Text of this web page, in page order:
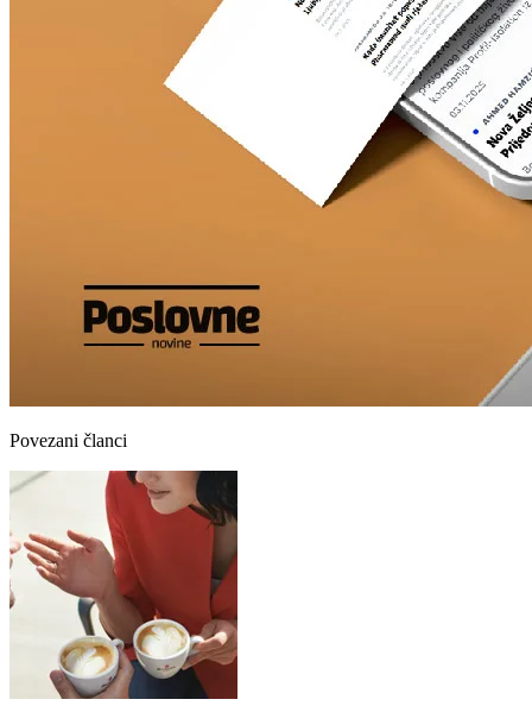
Povezani članci